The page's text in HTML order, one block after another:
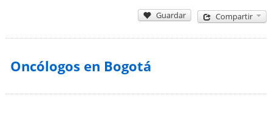
Guardar Compartir
Oncólogos en Bogotá